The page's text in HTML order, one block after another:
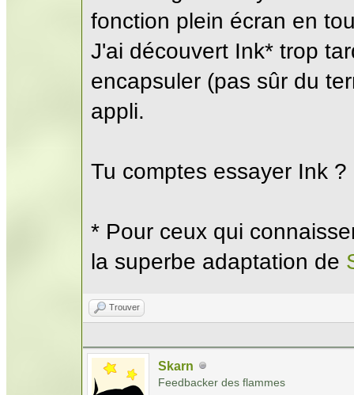
fonction plein écran en
J'ai découvert Ink* trop
encapsuler (pas sûr du
appli.
Tu comptes essayer Ink ?
* Pour ceux qui
la superbe adaptation de
Trouver
Skarn
Feedbacker des flammes